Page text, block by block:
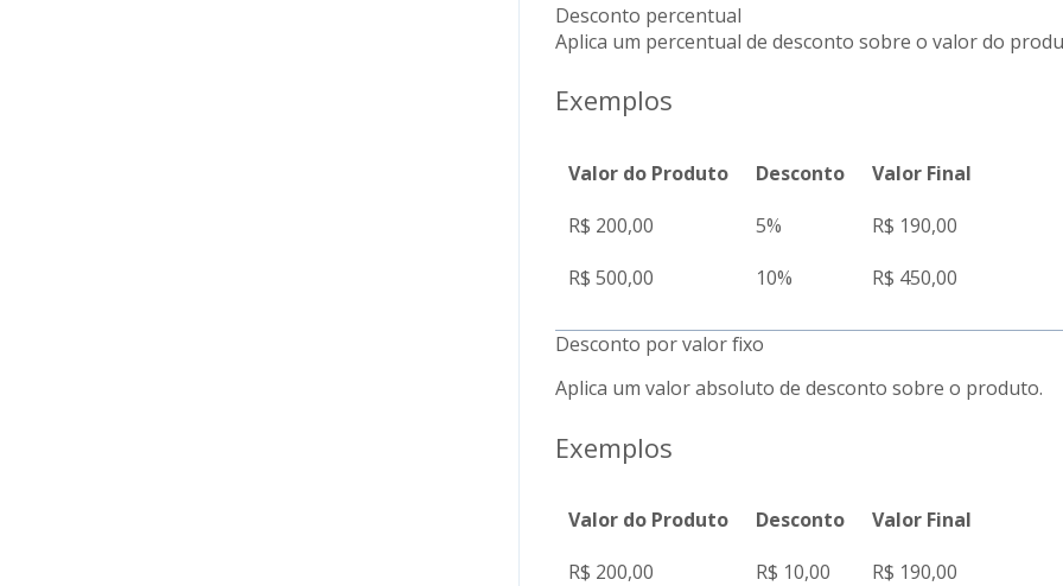
Desconto percentual
Aplica um percentual de desconto sobre o valor do
Exemplos
Valor do Produto Desconto
Valor Final
R$ 200,00
5%
R$ 190,00
R$ 500,00
10% R$ 450,00
Desconto por valor fixo
Aplica um valor absoluto de desconto sobre o produto.
Exemplos
Valor do Produto Desconto
Valor Final
R$ 200,00
R$ 10,00
R$ 190,00